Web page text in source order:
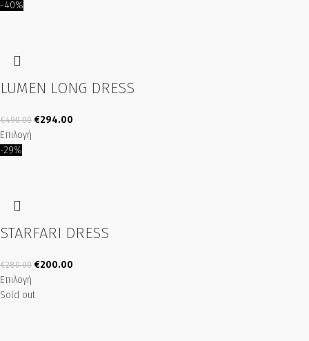
-40%
LUMEN LONG DRESS
€490.00 €294.00
Επιλογή
-29%
STARFARI DRESS
€280.00 €200.00
Επιλογή
Sold out